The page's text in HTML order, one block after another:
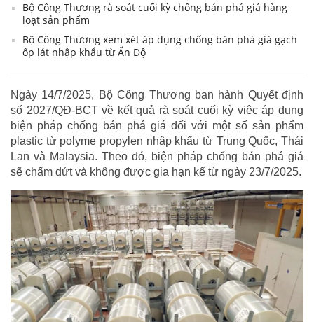
Bộ Công Thương rà soát cuối kỳ chống bán phá giá hàng
loạt sản phẩm
Bộ Công Thương xem xét áp dụng chống bán phá giá gạch
ốp lát nhập khẩu từ Ấn Độ
Ngày 14/7/2025, Bộ Công Thương ban hành Quyết định
số 2027/QĐ-BCT về kết quả rà soát cuối kỳ việc áp dụng
biện pháp chống bán phá giá đối với một số sản phẩm
plastic từ polyme propylen nhập khẩu từ Trung Quốc, Thái
Lan và Malaysia. Theo đó, biện pháp chống bán phá giá
sẽ chấm dứt và không được gia hạn kể từ ngày 23/7/2025.